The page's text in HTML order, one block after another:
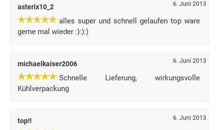
asterix10_2 6. Juni 2013
alles super und schnell gelaufen top ware
gerne mal wieder :):):)
michaelkaiser2006 6. Juni 2013
Schnelle Lieferung, wirkungsvolle
Kühlverpackung
top!! 6. Juni 2013